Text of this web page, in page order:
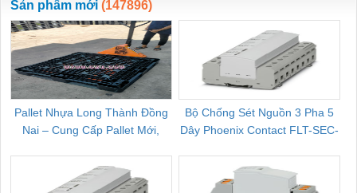
Sản phẩm mới (147896)
Pallet Nhựa Long Thành Đồng
Nai – Cung Cấp Pallet Mới,
Bộ Chống Sét Nguồn 3 Pha 5
Dây Phoenix Contact FLT-SEC-